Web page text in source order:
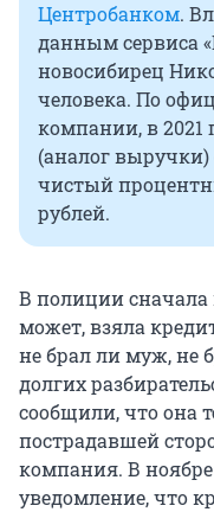
Центробанком.
данным сервиса
новосибирец
человека. По
компании, в
(аналог выручки)
чистый
рублей.
В полиции сначала
может, взяла
не брал ли муж, не
долгих
сообщили, что она
пострадавшей
компания. В
уведомление, что